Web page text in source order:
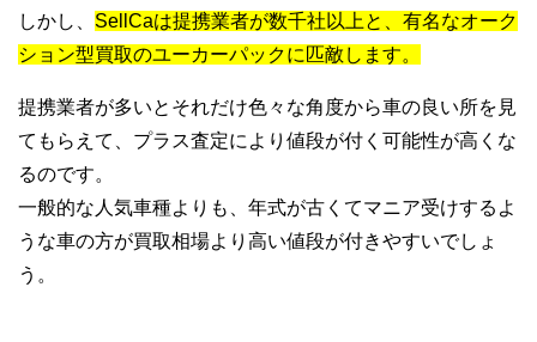
しかし、 SellCaは提携業者が数千社以上と、有名なオーク
ション型買取のユーカーパックに匹敵します。
提携業者が多いとそれだけ色々な角度から車の良い所を見
てもらえて、プラス査定により値段が付く可能性が高くな
るのです。
一般的な人気車種よりも、年式が古くてマニア受けするよ
うな車の方が買取相場より高い値段が付きやすいでしょ
う。